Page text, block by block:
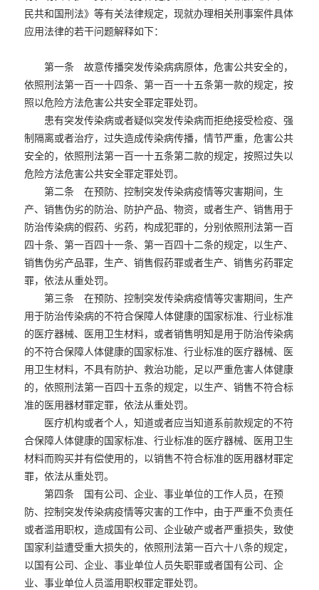
民共和国刑法》等有关法律规定，现就办理相关刑事案件具体
应用法律的若干问题解释如下：
第一条 故意传播突发传染病病原体，危害公共安全的，
依照刑法第一百一十四条、第一百一十五条第一款的规定，按
照以危险方法危害公共安全罪定罪处罚。
患有突发传染病或者疑似突发传染病而拒绝接受检疫、强
制隔离或者治疗，过失造成传染病传播，情节严重，危害公共
安全的，依照刑法第一百一十五条第二款的规定，按照过失以
危险方法危害公共安全罪定罪处罚。
第二条 在预防、控制突发传染病疫情等灾害期间，生
产、销售伪劣的防治、防护产品、物资，或者生产、销售用于
防治传染病的假药、劣药，构成犯罪的，分别依照刑法第一百
四十条、第一百四十一条、第一百四十二条的规定，以生产、
销售伪劣产品罪，生产、销售假药罪或者生产、销售劣药罪定
罪，依法从重处罚。
第三条 在预防、控制突发传染病疫情等灾害期间，生产
用于防治传染病的不符合保障人体健康的国家标准、行业标准
的医疗器械、医用卫生材料，或者销售明知是用于防治传染病
的不符合保障人体健康的国家标准、行业标准的医疗器械、医
用卫生材料，不具有防护、救治功能，足以严重危害人体健康
的，依照刑法第一百四十五条的规定，以生产、销售不符合标
准的医用器材罪定罪，依法从重处罚。
医疗机构或者个人，知道或者应当知道系前款规定的不符
合保障人体健康的国家标准、行业标准的医疗器械、医用卫生
材料而购买并有偿使用的，以销售不符合标准的医用器材罪定
罪，依法从重处罚。
第四条 国有公司、企业、事业单位的工作人员，在预
防、控制突发传染病疫情等灾害的工作中，由于严重不负责任
或者滥用职权，造成国有公司、企业破产或者严重损失，致使
国家利益遭受重大损失的，依照刑法第一百六十八条的规定，
以国有公司、企业、事业单位人员失职罪或者国有公司、企
业、事业单位人员滥用职权罪定罪处罚。